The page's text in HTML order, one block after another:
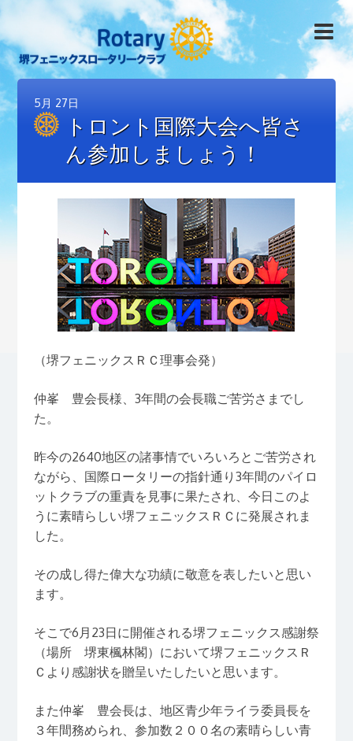
5月 27日
トロント国際大会へ皆さ
ん参加しましょう！
（堺フェニックスＲＣ理事会発）
仲峯 豊会長様、3年間の会長職ご苦労さまでし
た。
昨今の2640地区の諸事情でいろいろとご苦労され
ながら、国際ロータリーの指針通り3年間のパイロ
ットクラブの重責を見事に果たされ、今日このよ
うに素晴らしい堺フェニックスＲＣに発展されま
した。
その成し得た偉大な功績に敬意を表したいと思い
ます。
そこで6月23日に開催される堺フェニックス感謝祭
（場所 堺東楓林閣）において堺フェニックスＲ
Ｃより感謝状を贈呈いたしたいと思います。
また仲峯 豊会長は、地区青少年ライラ委員長を
３年間務められ、参加数２００名の素晴らしい青